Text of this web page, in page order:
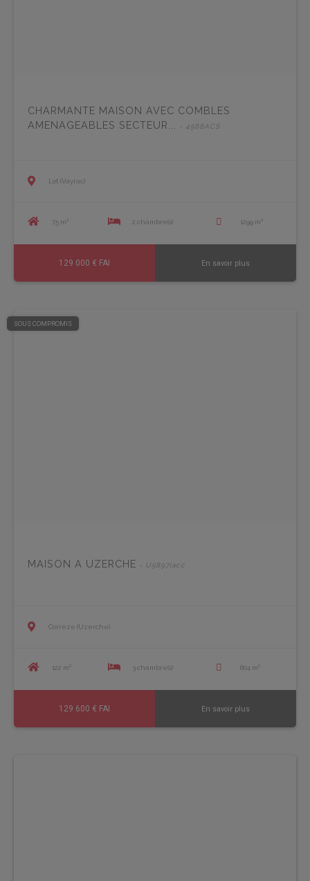
CHARMANTE MAISON AVEC COMBLES
AMENAGEABLES SECTEUR...
- 4588ACS
Lot (Vayrac)
75 m² 2 chambre(s) 1299 m²
129 000 € FAI En savoir plus
SOUS COMPROMIS
MAISON A UZERCHE - U5897iacc
Corrèze (Uzerche)
122 m² 3 chambre(s) 804 m²
129 600 € FAI En savoir plus